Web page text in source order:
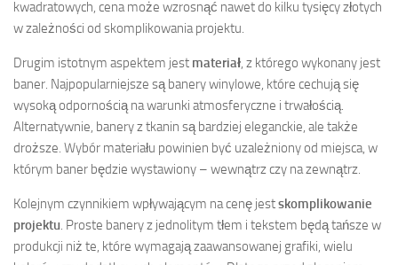
kwadratowych, cena może wzrosnąć nawet do kilku tysięcy złotych
w zależności od skomplikowania projektu.
Drugim istotnym aspektem jest materiał, z którego wykonany jest
baner. Najpopularniejsze są banery winylowe, które cechują się
wysoką odpornością na warunki atmosferyczne i trwałością.
Alternatywnie, banery z tkanin są bardziej eleganckie, ale także
droższe. Wybór materiału powinien być uzależniony od miejsca, w
którym baner będzie wystawiony – wewnątrz czy na zewnątrz.
Kolejnym czynnikiem wpływającym na cenę jestskomplikowanie
projektu. Proste banery z jednolitym tłem i tekstem będą tańsze w
produkcji niż te, które wymagają zaawansowanej grafiki, wielu